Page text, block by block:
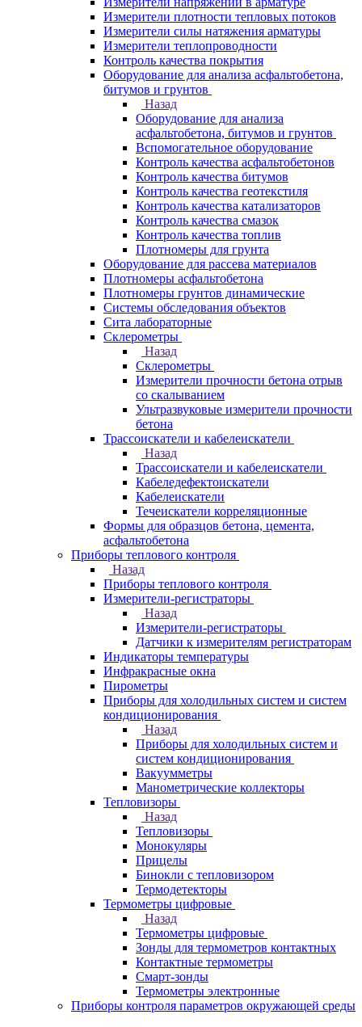
Измерители плотности тепловых потоков
Измерители силы натяжения арматуры
Измерители теплопроводности
Контроль качества покрытия
Оборудование для анализа асфальтобетона,
битумов и грунтов
Назад
Оборудование для анализа
асфальтобетона, битумов и грунтов
Вспомогательное оборудование
Контроль качества асфальтобетонов
Контроль качества битумов
Контроль качества геотекстиля
Контроль качества катализаторов
Контроль качества смазок
Контроль качества топлив
Плотномеры для грунта
Оборудование для рассева материалов
Плотномеры асфальтобетона
Плотномеры грунтов динамические
Системы обследования объектов
Сита лабораторные
Склерометры
Назад
Склерометры
Измерители прочности бетона отрыв
со скалыванием
Ультразвуковые измерители прочности
бетона
Трассоискатели и кабелеискатели
Назад
Трассоискатели и кабелеискатели
Кабеледефектоискатели
Кабелеискатели
Течеискатели корреляционные
Формы для образцов бетона, цемента,
асфальтобетона
Приборы теплового контроля
Назад
Приборы теплового контроля
Измерители-регистраторы
Назад
Измерители-регистраторы
Датчики к измерителям регистраторам
Индикаторы температуры
Инфракрасные окна
Пирометры
Приборы для холодильных систем и систем
кондиционирования
Назад
Приборы для холодильных систем и
систем кондиционирования
Вакуумметры
Манометрические коллекторы
Тепловизоры
Назад
Тепловизоры
Монокуляры
Прицелы
Бинокли с тепловизором
Термодетекторы
Термометры цифровые
Назад
Термометры цифровые
Зонды для термометров контактных
Контактные термометры
Смарт-зонды
Термометры электронные
Приборы контроля параметров окружающей среды